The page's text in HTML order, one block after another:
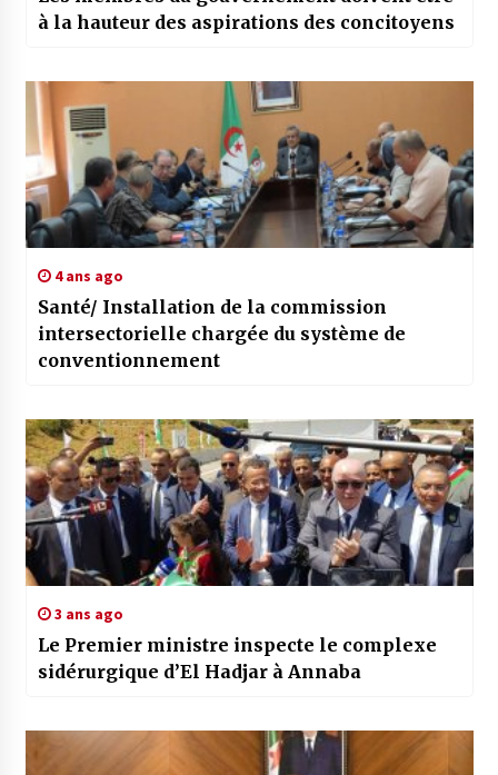
à la hauteur des aspirations des concitoyens
4 ans ago
Santé/ Installation de la commission
intersectorielle chargée du système de
conventionnement
3 ans ago
Le Premier ministre inspecte le complexe
sidérurgique d’El Hadjar à Annaba